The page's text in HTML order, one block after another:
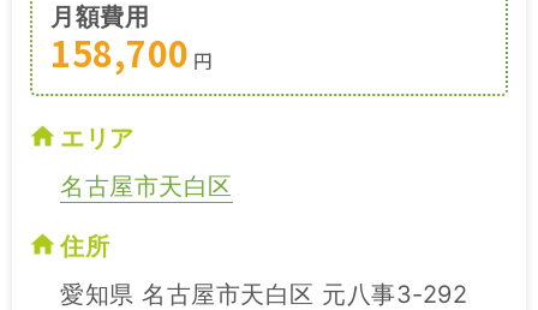
月額費用
158,700 円
エリア
名古屋市天白区
住所
愛知県 名古屋市天白区 元八事3-292